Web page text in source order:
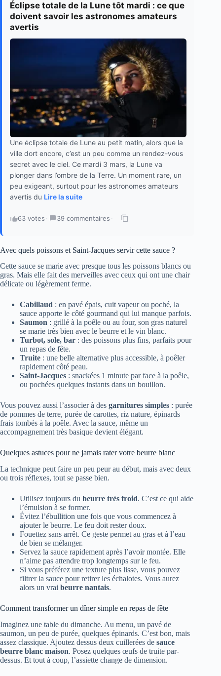
Éclipse totale de la Lune tôt mardi : ce que
doivent savoir les astronomes amateurs
avertis
Une éclipse totale de Lune au petit matin, alors que la
ville dort encore, c’est un peu comme un rendez-vous
secret avec le ciel. Ce mardi 3 mars, la Lune va
plonger dans l’ombre de la Terre. Un moment rare, un
peu exigeant, surtout pour les astronomes amateurs
avertis du Lire la suite
63 votes · 39 commentaires ·
Avec quels poissons et Saint-Jacques servir cette sauce ?
Cette sauce se marie avec presque tous les poissons blancs ou
gras. Mais elle fait des merveilles avec ceux qui ont une chair
délicate ou légèrement ferme.
Cabillaud : en pavé épais, cuit vapeur ou poché, la
sauce apporte le côté gourmand qui lui manque parfois.
Saumon : grillé à la poêle ou au four, son gras naturel
se marie très bien avec le beurre et le vin blanc.
Turbot, sole, bar : des poissons plus fins, parfaits pour
un repas de fête.
Truite : une belle alternative plus accessible, à poêler
rapidement côté peau.
Saint-Jacques : snackées 1 minute par face à la poêle,
ou pochées quelques instants dans un bouillon.
Vous pouvez aussi l’associer à des garnitures simples : purée
de pommes de terre, purée de carottes, riz nature, épinards
frais tombés à la poêle. Avec la sauce, même un
accompagnement très basique devient élégant.
Quelques astuces pour ne jamais rater votre beurre blanc
La technique peut faire un peu peur au début, mais avec deux
ou trois réflexes, tout se passe bien.
Utilisez toujours du beurre très froid. C’est ce qui aide
l’émulsion à se former.
Évitez l’ébullition une fois que vous commencez à
ajouter le beurre. Le feu doit rester doux.
Fouettez sans arrêt. Ce geste permet au gras et à l’eau
de bien se mélanger.
Servez la sauce rapidement après l’avoir montée. Elle
n’aime pas attendre trop longtemps sur le feu.
Si vous préférez une texture plus lisse, vous pouvez
filtrer la sauce pour retirer les échalotes. Vous aurez
alors un vrai beurre nantais.
Comment transformer un dîner simple en repas de fête
Imaginez une table du dimanche. Au menu, un pavé de
saumon, un peu de purée, quelques épinards. C’est bon, mais
assez classique. Ajoutez dessus deux cuillerées de sauce
beurre blanc maison. Posez quelques œufs de truite par-
dessus. Et tout à coup, l’assiette change de dimension.